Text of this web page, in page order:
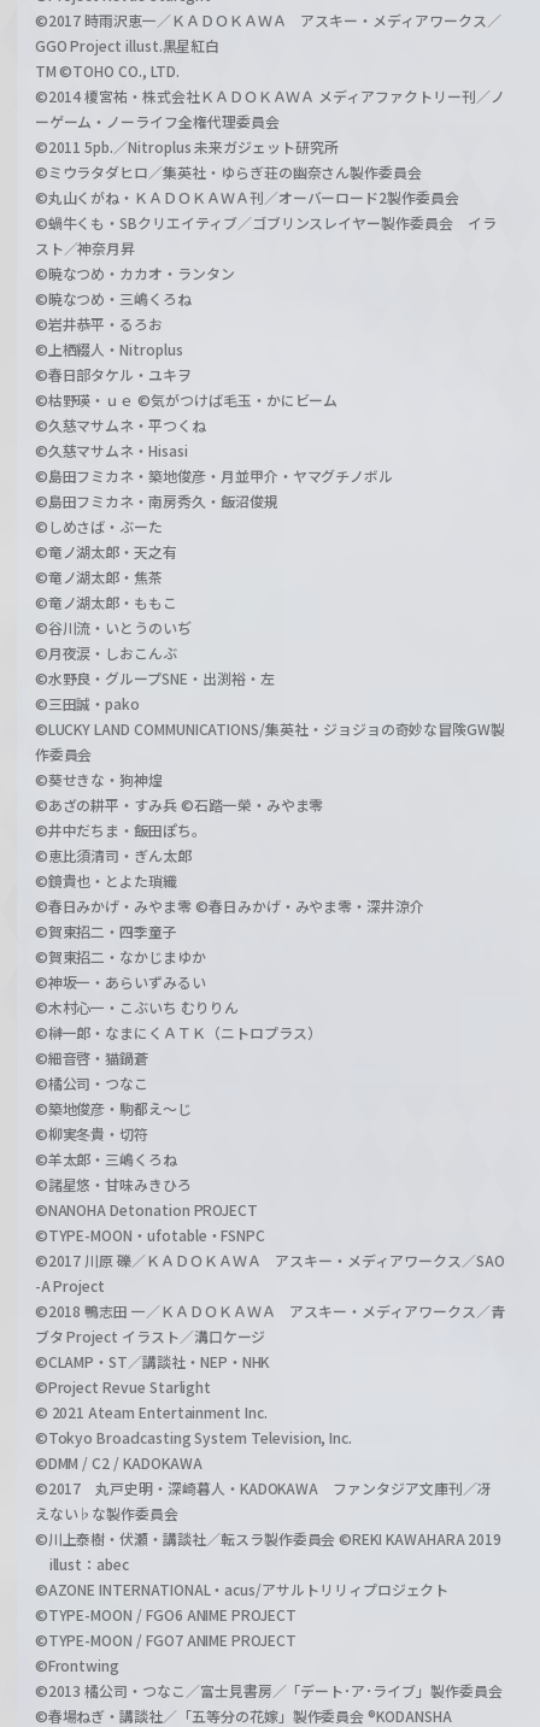
©2017 時雨沢恵一／ＫＡＤＯＫＡＷＡ アスキー・メディアワークス／
GGO Project illust.黒星紅白
TM ©TOHO CO., LTD.
©2014 榎宮祐・株式会社ＫＡＤＯＫＡＷＡ メディアファクトリー刊／ノ
ーゲーム・ノーライフ全権代理委員会
©2011 5pb.／Nitroplus 未来ガジェット研究所
©ミウラタダヒロ／集英社・ゆらぎ荘の幽奈さん製作委員会
©丸山くがね・ＫＡＤＯＫＡＷＡ刊／オーバーロード2製作委員会
©蝸牛くも・SBクリエイティブ／ゴブリンスレイヤー製作委員会 イラ
スト／神奈月昇
©暁なつめ・カカオ・ランタン
©暁なつめ・三嶋くろね
©岩井恭平・るろお
©上栖綴人・Nitroplus
©春日部タケル・ユキヲ
©枯野瑛・ｕｅ ©気がつけば毛玉・かにビーム
©久慈マサムネ・平つくね
©久慈マサムネ・Hisasi
©島田フミカネ・築地俊彦・月並甲介・ヤマグチノボル
©島田フミカネ・南房秀久・飯沼俊規
©しめさば・ぶーた
©竜ノ湖太郎・天之有
©竜ノ湖太郎・焦茶
©竜ノ湖太郎・ももこ
©谷川流・いとうのいぢ
©月夜涙・しおこんぶ
©水野良・グループSNE・出渕裕・左
©三田誠・pako
©LUCKY LAND COMMUNICATIONS/集英社・ジョジョの奇妙な冒険GW製
作委員会
©葵せきな・狗神煌
©あざの耕平・すみ兵 ©石踏一榮・みやま零
©井中だちま・飯田ぽち。
©恵比須清司・ぎん太郎
©鏡貴也・とよた瑣織
©春日みかげ・みやま零 ©春日みかげ・みやま零・深井涼介
©賀東招二・四季童子
©賀東招二・なかじまゆか
©神坂一・あらいずみるい
©木村心一・こぶいち むりりん
©榊一郎・なまにくＡＴＫ（ニトロプラス）
©細音啓・猫鍋蒼
©橘公司・つなこ
©築地俊彦・駒都え～じ
©柳実冬貴・切符
©羊太郎・三嶋くろね
©諸星悠・甘味みきひろ
©NANOHA Detonation PROJECT
©TYPE-MOON・ufotable・FSNPC
©2017 川原 礫／ＫＡＤＯＫＡＷＡ アスキー・メディアワークス／SAO
-A Project
©2018 鴨志田 一／ＫＡＤＯＫＡＷＡ アスキー・メディアワークス／青
ブタ Project イラスト／溝口ケージ
©CLAMP・ST／講談社・NEP・NHK
©Project Revue Starlight
© 2021 Ateam Entertainment Inc.
©Tokyo Broadcasting System Television, Inc.
©DMM / C2 / KADOKAWA
©2017 丸戸史明・深崎暮人・KADOKAWA ファンタジア文庫刊／冴
えない♭な製作委員会
©川上泰樹・伏瀬・講談社／転スラ製作委員会 ©REKI KAWAHARA 2019
illust：abec
©AZONE INTERNATIONAL・acus/アサルトリリィプロジェクト
©TYPE-MOON / FGO6 ANIME PROJECT
©TYPE-MOON / FGO7 ANIME PROJECT
©Frontwing
©2013 橘公司・つなこ／富士見書房／「デート･ア･ライブ」製作委員会
©春場ねぎ・講談社／「五等分の花嫁」製作委員会 ®KODANSHA